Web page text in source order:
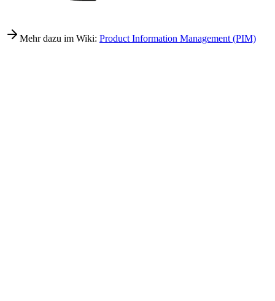
Mehr dazu im Wiki: Product Information Management (PIM)